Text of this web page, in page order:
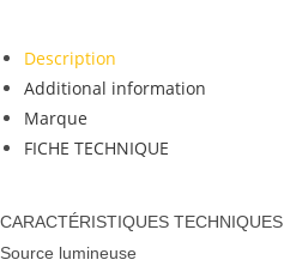
Description
Additional information
Marque
FICHE TECHNIQUE
CARACTÉRISTIQUES TECHNIQUES
Source lumineuse